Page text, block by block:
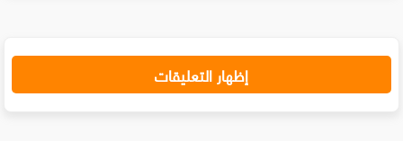
إظهار التعليقات